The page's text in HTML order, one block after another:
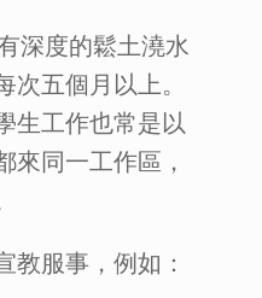
深度的鬆土澆水
五個月以上。
生工作也常是以
來同一工作區，
教服事，例如：